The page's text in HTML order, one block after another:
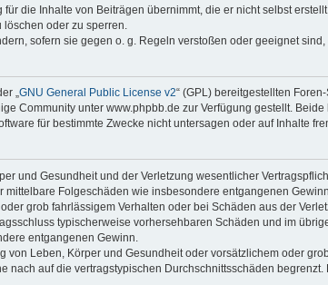
die Inhalte von Beiträgen übernimmt, die er nicht selbst
oder zu sperren.
sofern sie gegen o. g. Regeln verstoßen oder geeignet
„GNU General Public License v2“ (GPL) bereitgestellten
Community unter www.phpbb.de zur Verfügung gestellt.
für bestimmte Zwecke nicht untersagen oder auf Inhalte
und Gesundheit und der Verletzung wesentlicher
Folgeschäden wie insbesondere entgangenen Gewinn.
grob fahrlässigem Verhalten oder bei Schäden aus der
typischerweise vorhersehbaren Schäden und im
entgangenen Gewinn.
Leben, Körper und Gesundheit oder vorsätzlichem oder
auf die vertragstypischen Durchschnittsschäden